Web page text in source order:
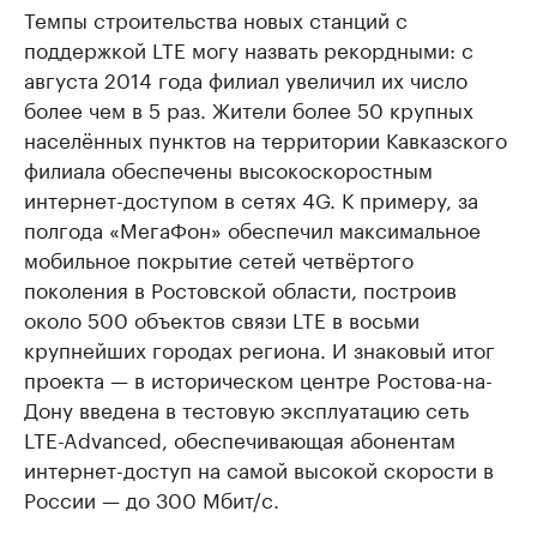
Темпы строительства новых станций с
поддержкой LTE могу назвать рекордными: с
августа 2014 года филиал увеличил их число
более чем в 5 раз. Жители более 50 крупных
населённых пунктов на территории Кавказского
филиала обеспечены высокоскоростным
интернет-доступом в сетях 4G. К примеру, за
полгода «МегаФон» обеспечил максимальное
мобильное покрытие сетей четвёртого
поколения в Ростовской области, построив
около 500 объектов связи LTE в восьми
крупнейших городах региона. И знаковый итог
проекта — в историческом центре Ростова-на-
Дону введена в тестовую эксплуатацию сеть
LTE-Advanced, обеспечивающая абонентам
интернет-доступ на самой высокой скорости в
России — до 300 Мбит/c.